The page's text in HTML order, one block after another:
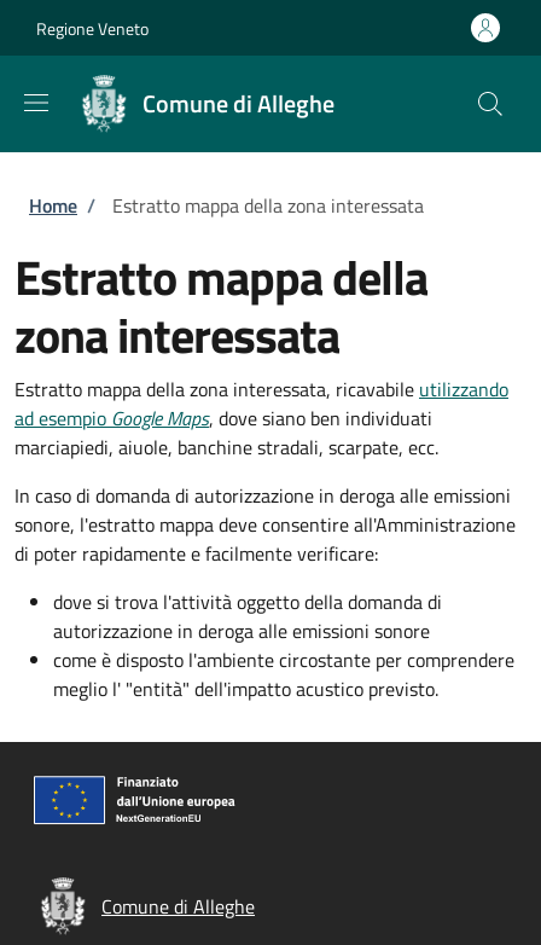
Regione Veneto
Comune di Alleghe
Briciole di pane
Home / Estratto mappa della zona interessata
Estratto mappa della
zona interessata
Estratto mappa della zona interessata, ricavabile utilizzando
ad esempio Google Maps, dove siano ben individuati
marciapiedi, aiuole, banchine stradali, scarpate, ecc.
In caso di domanda di autorizzazione in deroga alle emissioni
sonore, l'estratto mappa deve consentire all'Amministrazione
di poter rapidamente e facilmente verificare:
dove si trova l'attività oggetto della domanda di
autorizzazione in deroga alle emissioni sonore
come è disposto l'ambiente circostante per comprendere
meglio l' "entità" dell'impatto acustico previsto.
Comune di Alleghe